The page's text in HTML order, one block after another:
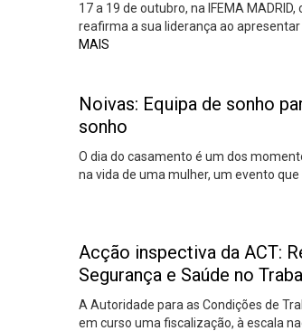
17 a 19 de outubro, na IFEMA MADRID,
reafirma a sua liderança ao apresentar
MAIS
Noivas: Equipa de sonho
sonho
O dia do casamento é um dos
na vida de uma mulher, um evento que
Acção inspectiva da ACT:
Segurança e Saúde no
A Autoridade para as Condições de
em curso uma fiscalização, à escala